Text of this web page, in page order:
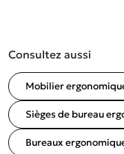
Consultez aussi
Mobilier
Sièges de bureau
Bureaux